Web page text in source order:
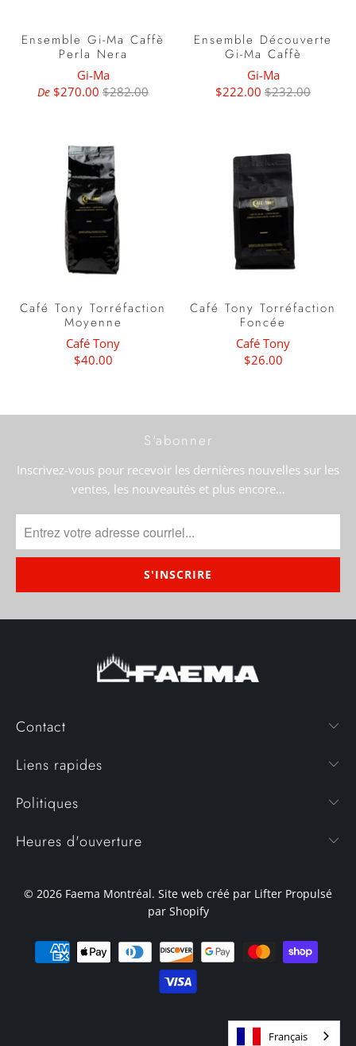
Ensemble Gi-Ma Caffè
Perla Nera
Gi-Ma
De $270.00 $282.00
Ensemble Découverte
Gi-Ma Caffè
Gi-Ma
$222.00 $232.00
Café Tony Torréfaction
Moyenne
Café Tony
$40.00
Café Tony Torréfaction
Foncée
Café Tony
$26.00
S'abonner
Inscrivez-vous pour recevoir les dernières nouvelles sur les
ventes, les nouveautés et plus encore…
Contact
Liens rapides
Politiques
Heures d'ouverture
© 2026 Faema Montréal. Site web créé par Lifter Propulsé
par Shopify
Français